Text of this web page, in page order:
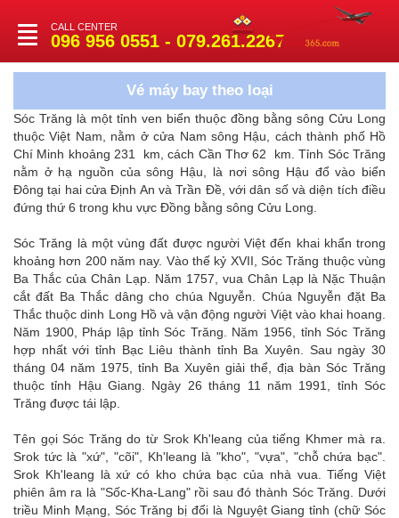
Toggle
navigation
CALL CENTER
096 956 0551 - 079.261.2267
Vé máy bay theo loại
Sóc Trăng là một tỉnh ven biển thuộc đồng bằng sông Cửu Long
thuộc Việt Nam, nằm ở cửa Nam sông Hậu, cách thành phố Hồ
Chí Minh khoảng 231 km, cách Cần Thơ 62 km. Tỉnh Sóc Trăng
nằm ở hạ nguồn của sông Hậu, là nơi sông Hậu đổ vào biển
Đông tại hai cửa Định An và Trần Đề, với dân số và diện tích điều
đứng thứ 6 trong khu vực Đồng bằng sông Cửu Long.
Sóc Trăng là một vùng đất được người Việt đến khai khẩn trong
khoảng hơn 200 năm nay. Vào thế kỷ XVII, Sóc Trăng thuộc vùng
Ba Thắc của Chân Lạp. Năm 1757, vua Chân Lạp là Nặc Thuận
cắt đất Ba Thắc dâng cho chúa Nguyễn. Chúa Nguyễn đặt Ba
Thắc thuộc dinh Long Hồ và vận động người Việt vào khai hoang.
Năm 1900, Pháp lập tỉnh Sóc Trăng. Năm 1956, tỉnh Sóc Trăng
hợp nhất với tỉnh Bạc Liêu thành tỉnh Ba Xuyên. Sau ngày 30
tháng 04 năm 1975, tỉnh Ba Xuyên giải thể, địa bàn Sóc Trăng
thuộc tỉnh Hậu Giang. Ngày 26 tháng 11 năm 1991, tỉnh Sóc
Trăng được tái lập.
Tên gọi Sóc Trăng do từ Srok Kh'leang của tiếng Khmer mà ra.
Srok tức là "xứ", "cõi", Kh'leang là "kho", "vựa", "chỗ chứa bạc".
Srok Kh'leang là xứ có kho chứa bạc của nhà vua. Tiếng Việt
phiên âm ra là "Sốc-Kha-Lang" rồi sau đó thành Sóc Trăng. Dưới
triều Minh Mạng, Sóc Trăng bị đổi là Nguyệt Giang tỉnh (chữ Sóc